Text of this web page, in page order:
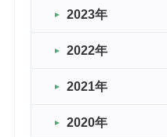
2023年
2022年
2021年
2020年